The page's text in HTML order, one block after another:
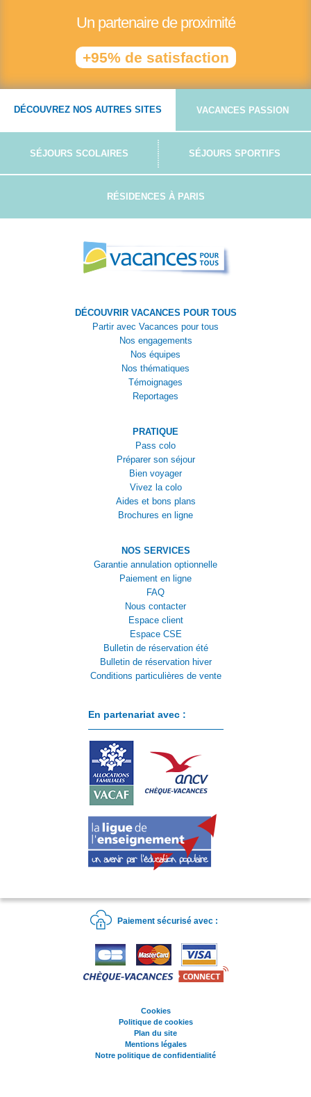
Un partenaire de proximité
+95% de satisfaction
DÉCOUVREZ NOS AUTRES SITES VACANCES PASSION
SÉJOURS SCOLAIRES SÉJOURS SPORTIFS
RÉSIDENCES À PARIS
DÉCOUVRIR VACANCES POUR TOUS
Partir avec Vacances pour tous
Nos engagements
Nos équipes
Nos thématiques
Témoignages
Reportages
PRATIQUE
Pass colo
Préparer son séjour
Bien voyager
Vivez la colo
Aides et bons plans
Brochures en ligne
NOS SERVICES
Garantie annulation optionnelle
Paiement en ligne
FAQ
Nous contacter
Espace client
Espace CSE
Bulletin de réservation été
Bulletin de réservation hiver
Conditions particulières de vente
En partenariat avec :
Paiement sécurisé avec :
Cookies
Politique de cookies
Plan du site
Mentions légales
Notre politique de confidentialité